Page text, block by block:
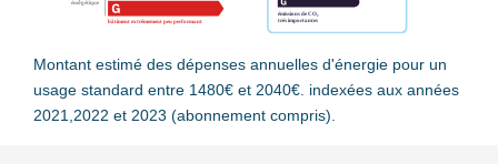
Montant estimé des dépenses annuelles d'énergie pour un
usage standard entre 1480€ et 2040€. indexées aux années
2021,2022 et 2023 (abonnement compris).